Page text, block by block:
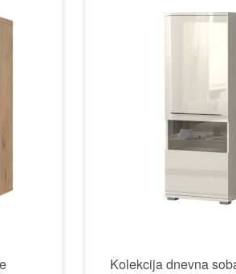
Kolekcija dnevna